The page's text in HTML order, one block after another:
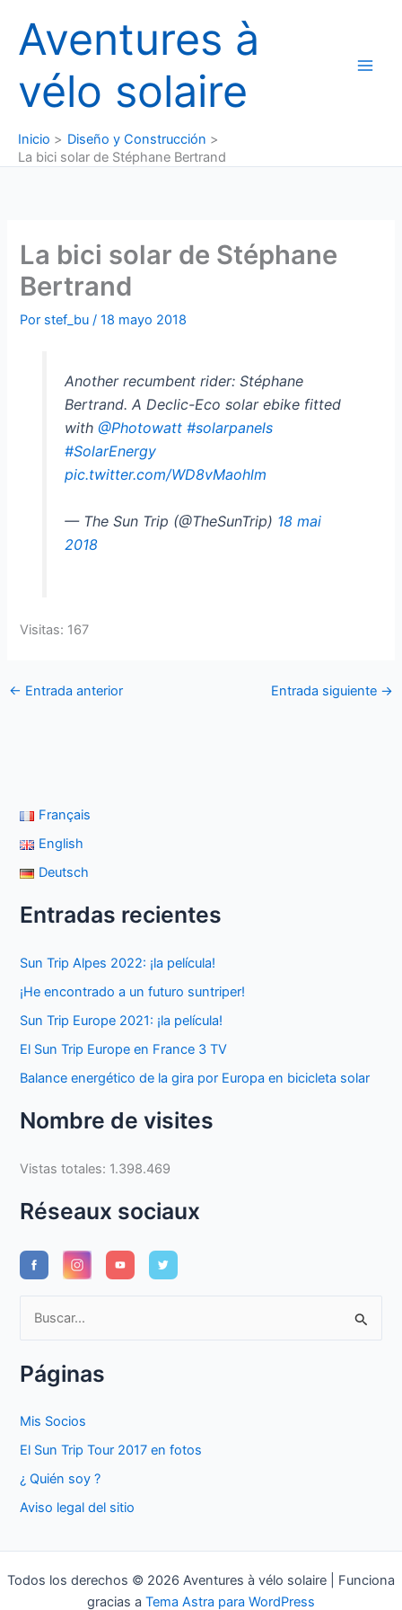
contenido
Aventures à
vélo solaire
Inicio
Diseño y Construcción
La bici solar de Stéphane Bertrand
La bici solar de Stéphane
Bertrand
Por stef_bu/18 mayo 2018
Another recumbent rider: Stéphane
Bertrand. A Declic-Eco solar ebike fitted
with @Photowatt #solarpanels
#SolarEnergy
pic.twitter.com/WD8vMaohlm
— The Sun Trip (@TheSunTrip) 18 mai
2018
Visitas: 167
← Entrada anterior Entrada siguiente →
Français
English
Deutsch
Entradas recientes
Sun Trip Alpes 2022: ¡la película!
¡He encontrado a un futuro suntriper!
Sun Trip Europe 2021: ¡la película!
El Sun Trip Europe en France 3 TV
Balance energético de la gira por Europa en bicicleta solar
Nombre de visites
Vistas totales: 1.398.469
Réseaux sociaux
c
o
r
Páginas
Mis Socios
El Sun Trip Tour 2017 en fotos
¿ Quién soy ?
Aviso legal del sitio
Todos los derechos © 2026 Aventures à vélo solaire | Funciona
gracias a Tema Astra para WordPress